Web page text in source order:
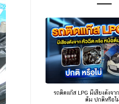
รถติดแก๊ส LPG มีเสียงดังจ
ต้ม ปกติหรือไ